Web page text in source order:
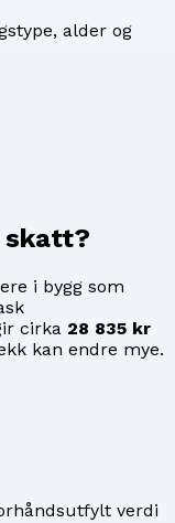
alder og
i bygg som
cirka 28 835 kr
kan endre mye.
verdi